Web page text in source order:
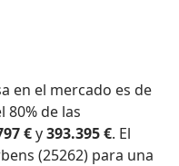
en el mercado es de
80% de las
€y393.395 €. El
(25262) para una